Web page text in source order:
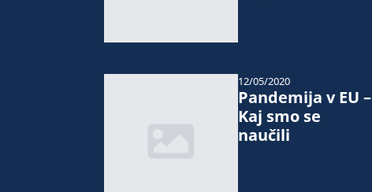
Pandemija v EU –
Kaj smo se
naučili
12/05/2020